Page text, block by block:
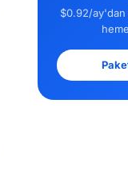
$0.92/ay'dan